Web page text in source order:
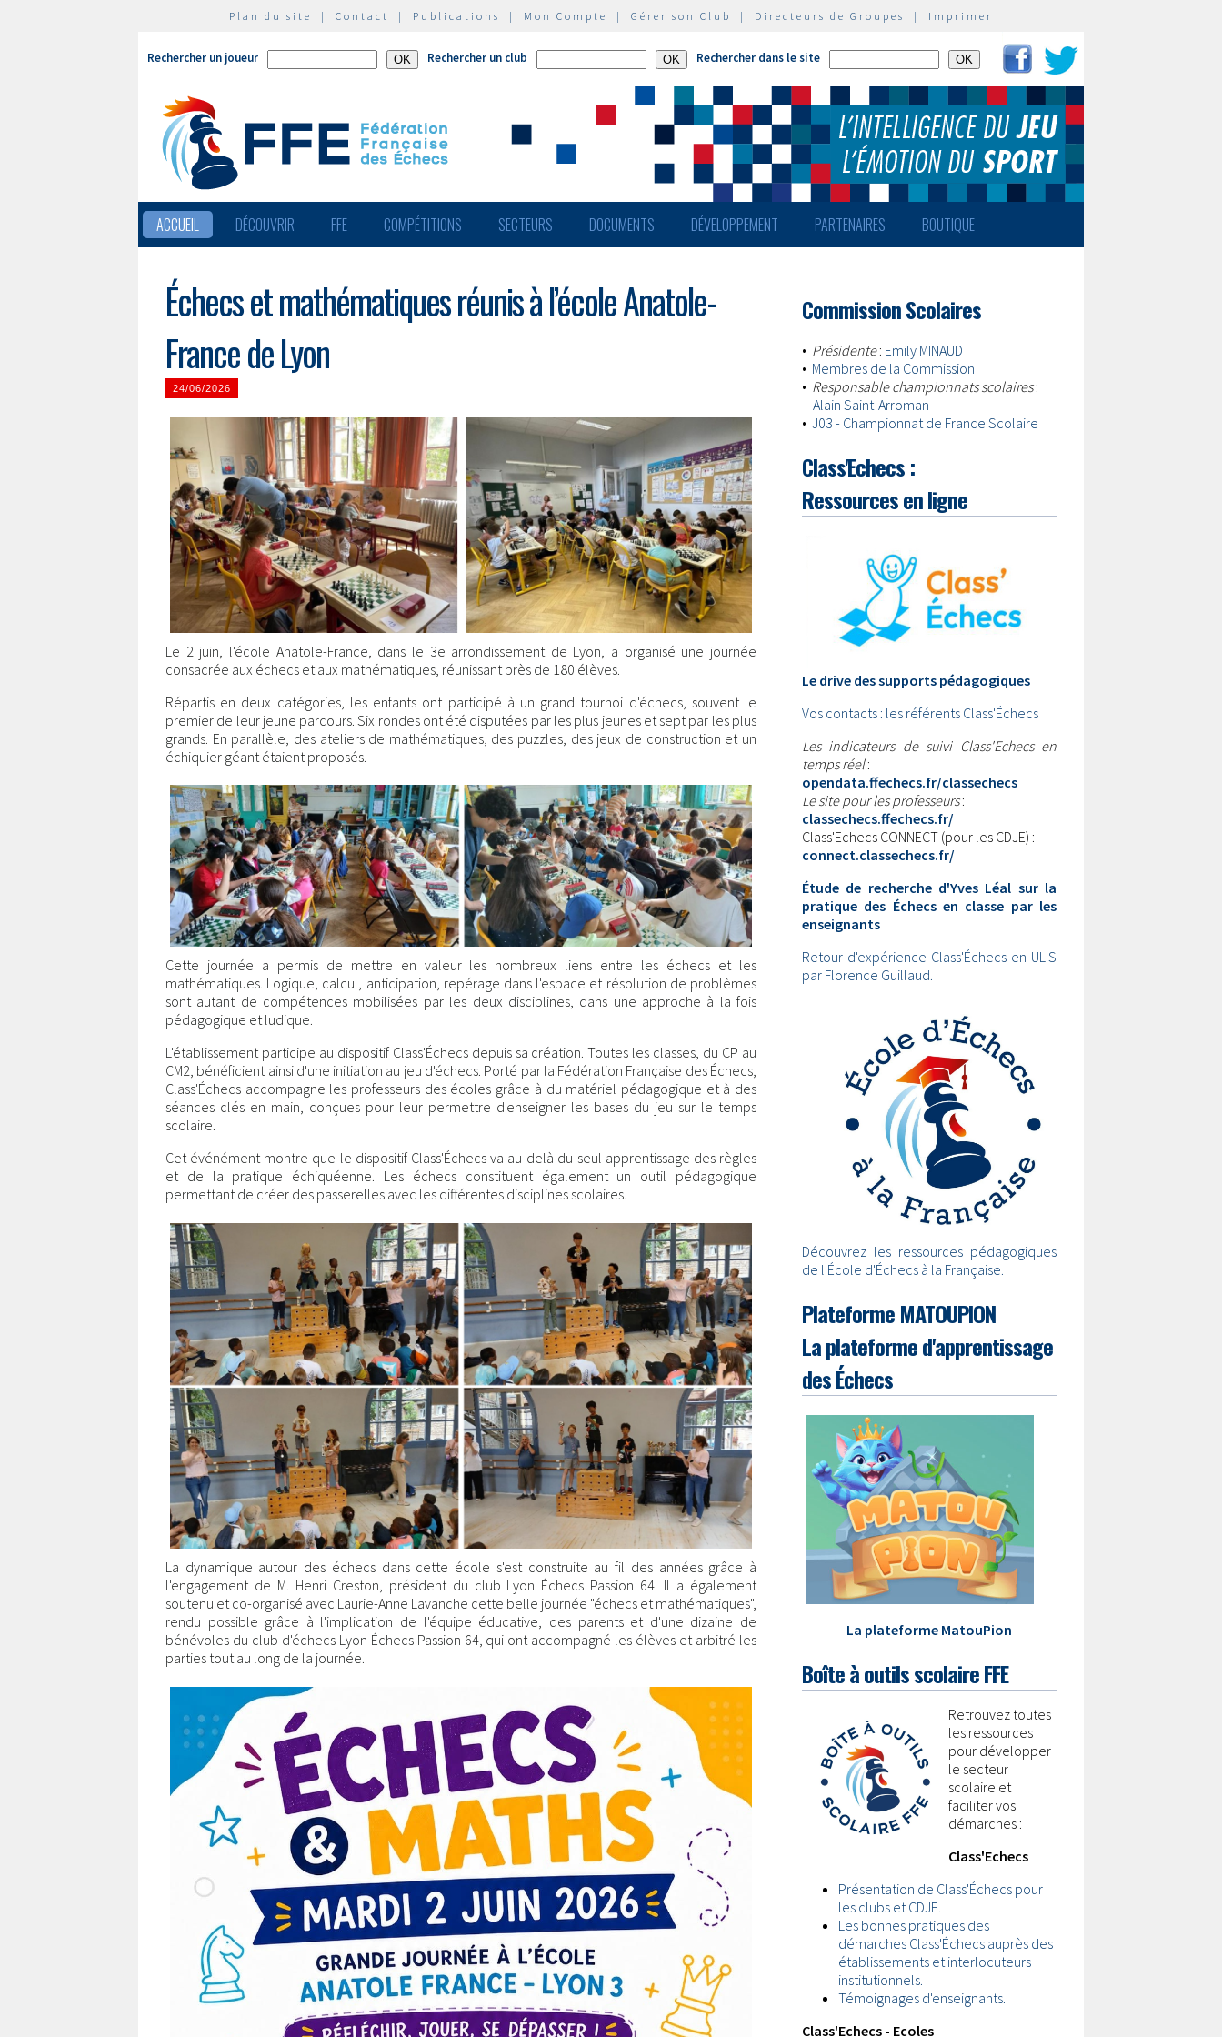
Plan du site | Contact | Publications | Mon Compte | Gérer son Club | Directeurs de Groupes | Imprimer
Rechercher un joueur Rechercher un club Rechercher dans le site
ACCUEIL DÉCOUVRIR FFE COMPÉTITIONS SECTEURS DOCUMENTS DÉVELOPPEMENT PARTENAIRES BOUTIQUE
Échecs et mathématiques réunis à l’école Anatole-
France de Lyon
24/06/2026
Le 2 juin, l'école Anatole-France, dans le 3e arrondissement de Lyon, a organisé une journée
consacrée aux échecs et aux mathématiques, réunissant près de 180 élèves.
Répartis en deux catégories, les enfants ont participé à un grand tournoi d'échecs, souvent le
premier de leur jeune parcours. Six rondes ont été disputées par les plus jeunes et sept par les plus
grands. En parallèle, des ateliers de mathématiques, des puzzles, des jeux de construction et un
échiquier géant étaient proposés.
Cette journée a permis de mettre en valeur les nombreux liens entre les échecs et les
mathématiques. Logique, calcul, anticipation, repérage dans l'espace et résolution de problèmes
sont autant de compétences mobilisées par les deux disciplines, dans une approche à la fois
pédagogique et ludique.
L'établissement participe au dispositif Class'Échecs depuis sa création. Toutes les classes, du CP au
CM2, bénéficient ainsi d'une initiation au jeu d'échecs. Porté par la Fédération Française des Échecs,
Class'Échecs accompagne les professeurs des écoles grâce à du matériel pédagogique et à des
séances clés en main, conçues pour leur permettre d'enseigner les bases du jeu sur le temps
scolaire.
Cet événément montre que le dispositif Class'Échecs va au-delà du seul apprentissage des règles
et de la pratique échiquéenne. Les échecs constituent également un outil pédagogique
permettant de créer des passerelles avec les différentes disciplines scolaires.
La dynamique autour des échecs dans cette école s'est construite au fil des années grâce à
l'engagement de M. Henri Creston, président du club Lyon Échecs Passion 64. Il a également
soutenu et co-organisé avec Laurie-Anne Lavanche cette belle journée "échecs et mathématiques",
rendu possible grâce à l'implication de l'équipe éducative, des parents et d'une dizaine de
bénévoles du club d'échecs Lyon Échecs Passion 64, qui ont accompagné les élèves et arbitré les
parties tout au long de la journée.
Commission Scolaires
• Présidente: Emily MINAUD
• Membres de la Commission
• Responsable championnats scolaires:
Alain Saint-Arroman
• J03 - Championnat de France Scolaire
Class'Echecs :
Ressources en ligne
Le drive des supports pédagogiques
Vos contacts : les référents Class'Échecs
Les indicateurs de suivi Class'Echecs en
temps réel:
opendata.ffechecs.fr/classechecs
Le site pour les professeurs:
classechecs.ffechecs.fr/
Class'Echecs CONNECT (pour les CDJE) :
connect.classechecs.fr/
Étude de recherche d'Yves Léal sur la
pratique des Échecs en classe par les
enseignants
Retour d'expérience Class'Échecs en ULIS
par Florence Guillaud.
Découvrez les ressources pédagogiques
de l'École d'Échecs à la Française.
Plateforme MATOUPION
La plateforme d'apprentissage
des Échecs
La plateforme MatouPion
Boîte à outils scolaire FFE
Retrouvez toutes
les ressources
pour développer
le secteur
scolaire et
faciliter vos
démarches :
Class'Echecs
Présentation de Class'Échecs pour
les clubs et CDJE.
Les bonnes pratiques des
démarches Class'Échecs auprès des
établissements et interlocuteurs
institutionnels.
Témoignages d'enseignants.
Class'Echecs - Ecoles